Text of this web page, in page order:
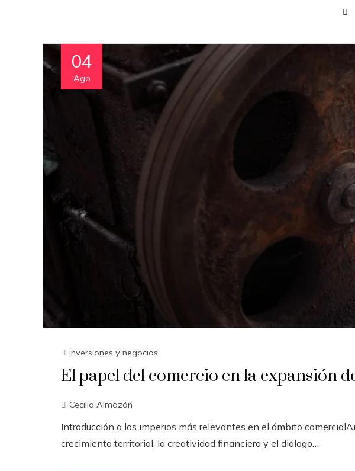
04
Ago
Inversiones y negocios
El papel del comercio en la expansión
Cecilia Almazán
Introducción a los imperios más relevantes en el ámbito
crecimiento territorial, la creatividad financiera y el diálogo…